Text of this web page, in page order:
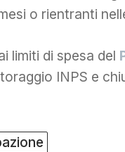
o rientranti
limiti di spesa del
INPS e